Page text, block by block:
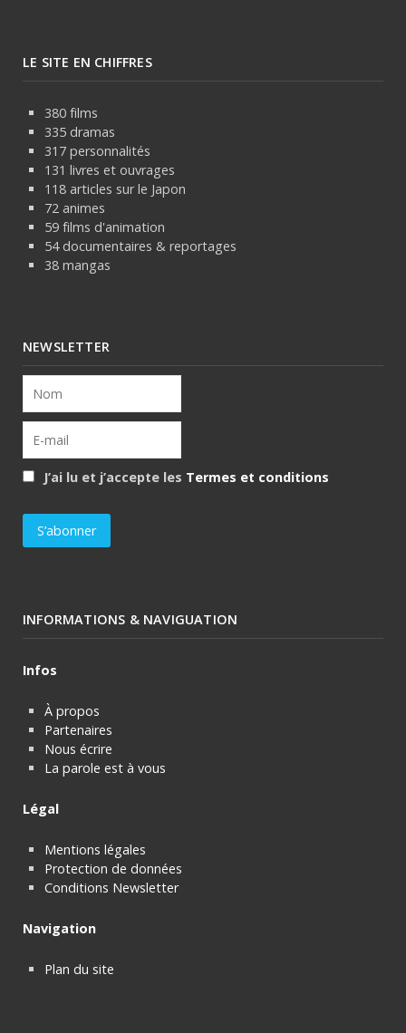
LE SITE EN CHIFFRES
380 films
335 dramas
317 personnalités
131 livres et ouvrages
118 articles sur le Japon
72 animes
59 films d'animation
54 documentaires & reportages
38 mangas
NEWSLETTER
J’ai lu et j’accepte les Termes et conditions
INFORMATIONS & NAVIGUATION
Infos
À propos
Partenaires
Nous écrire
La parole est à vous
Légal
Mentions légales
Protection de données
Conditions Newsletter
Navigation
Plan du site